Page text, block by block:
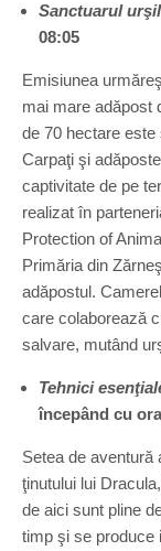
Sanctuarul
08:05
Emisiunea
mai mare adăpost
de 70 hectare
Carpaţi şi
captivitate de pe
realizat în
Protection of
Primăria din
adăpostul.
care colaborează
salvare, mutând
Tehnici
începând cu ora
Setea de aventură
ţinutului lui
de aici sunt pline
timp şi se produce